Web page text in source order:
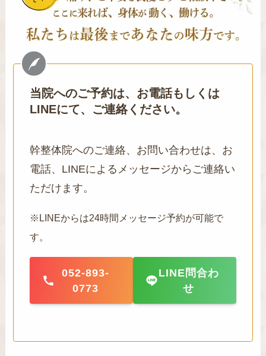
当院へのご予約は、お電話もしくは
LINEにて、ご連絡ください。
幹整体院へのご連絡、お問い合わせは、お
電話、LINEによるメッセージからご連絡い
ただけます。
※LINEからは24時間メッセージ予約が可能で
す。
052-893-
0773
LINE問合わ
せ